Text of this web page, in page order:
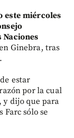
este miércoles
Naciones
Ginebra, tras
estar
por la cual
y dijo que para
Farc sólo se